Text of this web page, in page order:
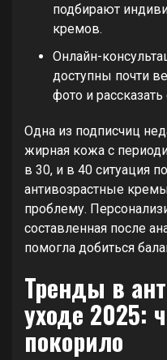
подбирают
кремов.
Онлайн-
доступны почти
фото и
Одна из подписчиц
жирная кожа с
в 30, и в 40 ситуация
антивозрастные
проблему.
составленная после
помогла добиться
Тренды в
уходе 2025:
покорило